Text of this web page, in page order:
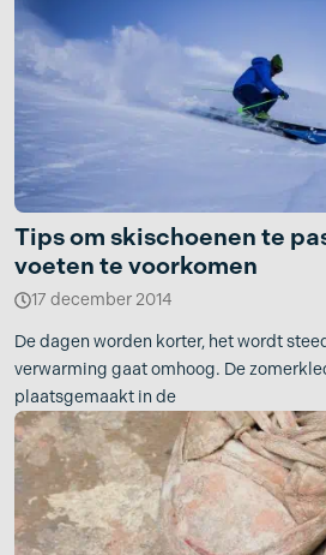
Tips om skischoenen te
voeten te voorkomen
17 december 2014
De dagen worden korter, het wordt
verwarming gaat omhoog. De
plaatsgemaakt in de